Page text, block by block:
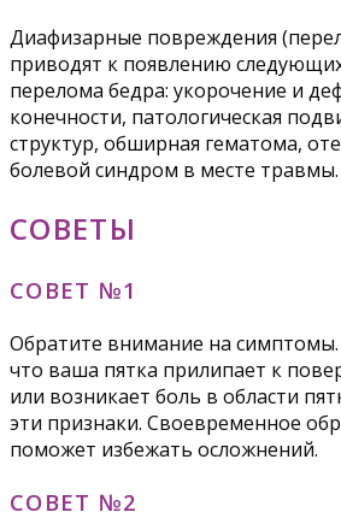
Диафизарные повреждения
приводят к появлению
перелома бедра: укорочение и
конечности, патологическая
структур, обширная гематома,
болевой синдром в месте травмы.
СОВЕТЫ
СОВЕТ №1
Обратите внимание на
что ваша пятка прилипает к
или возникает боль в области
эти признаки. Своевременное
поможет избежать осложнений.
СОВЕТ №2